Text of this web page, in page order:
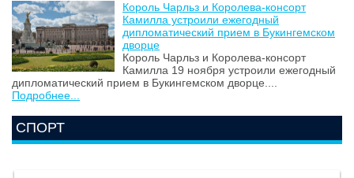
Король Чарльз и Королева-консорт
Камилла устроили ежегодный
дипломатический прием в Букингемском
дворце
Король Чарльз и Королева-консорт
Камилла 19 ноября устроили ежегодный
дипломатический прием в Букингемском дворце....
Подробнее...
СПОРТ